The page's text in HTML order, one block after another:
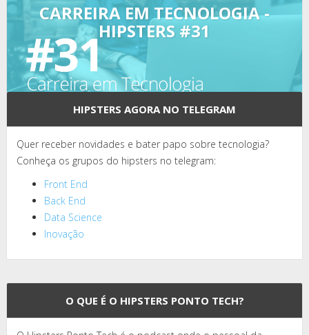
CARREIRA EM TECNOLOGIA -
HIPSTERS #31
HIPSTERS AGORA NO TELEGRAM
Quer receber novidades e bater papo sobre tecnologia?
Conheça os grupos do hipsters no telegram:
Front End
Back End
Data Science
Inovação
O QUE É O HIPSTERS PONTO TECH?